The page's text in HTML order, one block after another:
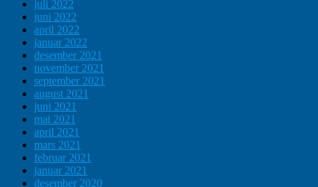
juli 2022
juni 2022
april 2022
januar 2022
desember 2021
november 2021
september 2021
august 2021
juni 2021
mai 2021
april 2021
mars 2021
februar 2021
januar 2021
desember 2020